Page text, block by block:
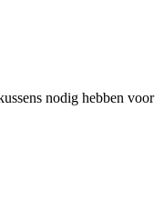
nodig hebben voor